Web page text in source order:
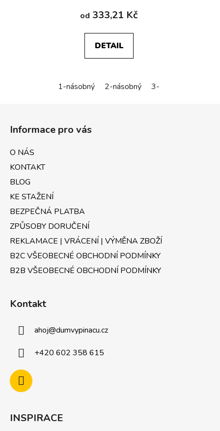
od 333,21 Kč
DETAIL
1-násobný 2-násobný 3-násobný
Informace pro vás
O NÁS
KONTAKT
BLOG
KE STAŽENÍ
BEZPEČNÁ PLATBA
ZPŮSOBY DORUČENÍ
REKLAMACE | VRÁCENÍ | VÝMĚNA ZBOŽÍ
B2C VŠEOBECNÉ OBCHODNÍ PODMÍNKY
B2B VŠEOBECNÉ OBCHODNÍ PODMÍNKY
Kontakt
ahoj@dumvypinacu.cz
+420 602 358 615
INSPIRACE